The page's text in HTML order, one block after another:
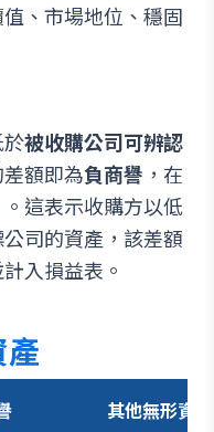
、市場地位、穩固
被收購公司可辨認
額即為負商譽 ，在
這表示收購方以低
司的資產，該差額
計入損益表。
產
其他無形資產